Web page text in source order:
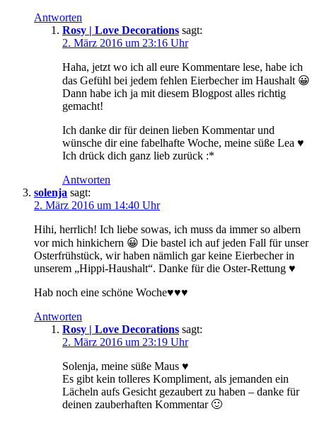
Antworten
Rosy | Love Decorations sagt:
2. März 2016 um 23:16 Uhr
Haha, jetzt wo ich all eure Kommentare lese, habe ich
das Gefühl bei jedem fehlen Eierbecher im Haushalt 😀
Dann habe ich ja mit diesem Blogpost alles richtig
gemacht!
Ich danke dir für deinen lieben Kommentar und
wünsche dir eine fabelhafte Woche, meine süße Lea ♥
Ich drück dich ganz lieb zurück :*
Antworten
solenja sagt:
2. März 2016 um 14:40 Uhr
Hihi, herrlich! Ich liebe sowas, ich muss da immer so albern
vor mich hinkichern 😀 Die bastel ich auf jeden Fall für unser
Osterfrühstück, wir haben nämlich gar keine Eierbecher in
unserem „Hippi-Haushalt“. Danke für die Oster-Rettung ♥
Hab noch eine schöne Woche♥♥♥
Antworten
Rosy | Love Decorations sagt:
2. März 2016 um 23:19 Uhr
Solenja, meine süße Maus ♥
Es gibt kein tolleres Kompliment, als jemanden ein
Lächeln aufs Gesicht gezaubert zu haben – danke für
deinen zauberhaften Kommentar 🙂